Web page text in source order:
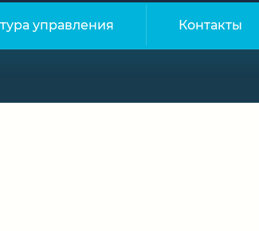
управления Контакты